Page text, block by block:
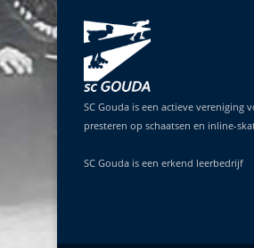
SC Gouda is een actieve vereniging
presteren op schaatsen en inline-
SC Gouda is een erkend leerbedrijf